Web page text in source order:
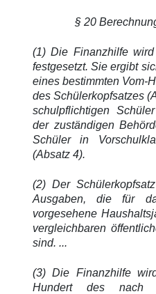
§ 20
(1) Die Finanzhilfe
festgesetzt. Sie ergibt
eines bestimmten Vom-
des Schülerkopfsatzes
schulpflichtigen
der zuständigen
Schüler in
(Absatz 4).
(2) Der
Ausgaben, die für
vorgesehene
vergleichbaren
sind. ...
(3) Die Finanzhilfe
Hundert des nach